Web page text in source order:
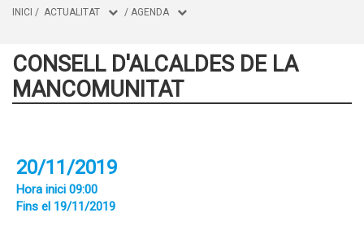
INICI / ACTUALITAT / AGENDA
CONSELL D'ALCALDES DE LA
MANCOMUNITAT
20/11/2019
Hora inici 09:00
Fins el 19/11/2019